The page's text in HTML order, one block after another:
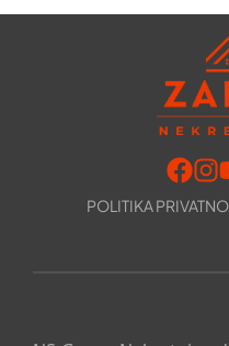
POLITIKA